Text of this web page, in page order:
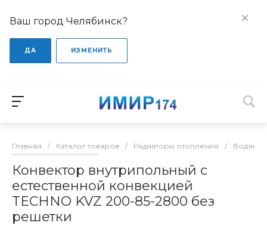
Ваш город Челябинск?
ДА ИЗМЕНИТЬ
Главная / Каталог товаров / Радиаторы отопления /
Конвектор внутрипольный с
естественной конвекцией
TECHNO KVZ 200-85-2800 без
решетки